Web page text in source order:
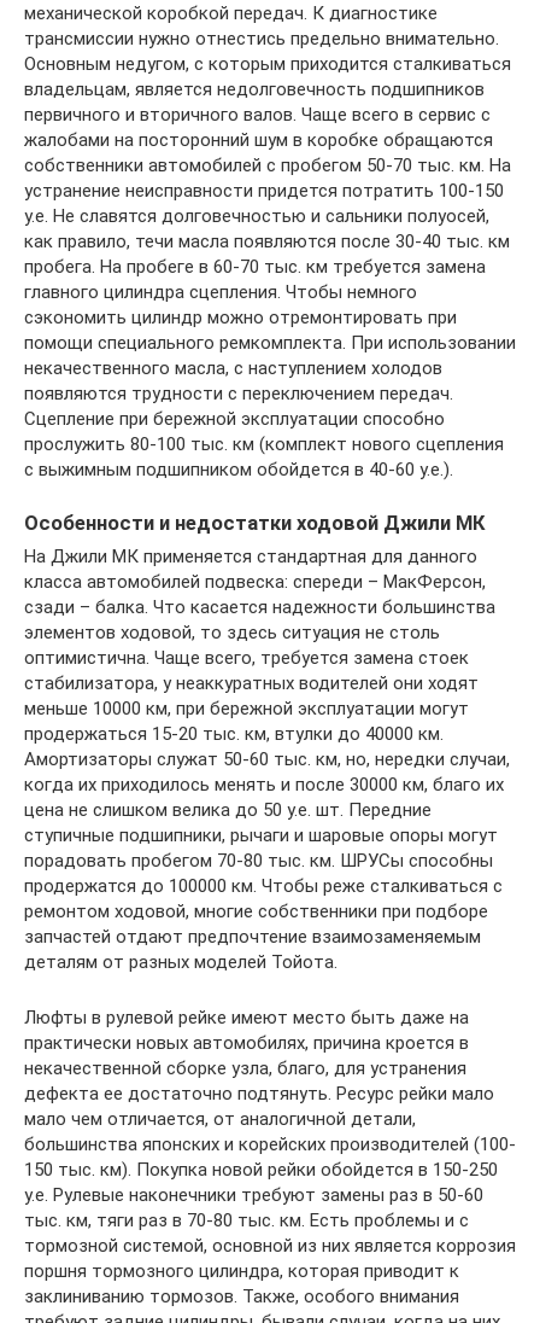
механической коробкой передач. К диагностике
трансмиссии нужно отнестись предельно внимательно.
Основным недугом, с которым приходится сталкиваться
владельцам, является недолговечность подшипников
первичного и вторичного валов. Чаще всего в сервис с
жалобами на посторонний шум в коробке обращаются
собственники автомобилей с пробегом 50-70 тыс. км. На
устранение неисправности придется потратить 100-150
у.е. Не славятся долговечностью и сальники полуосей,
как правило, течи масла появляются после 30-40 тыс. км
пробега. На пробеге в 60-70 тыс. км требуется замена
главного цилиндра сцепления. Чтобы немного
сэкономить цилиндр можно отремонтировать при
помощи специального ремкомплекта. При использовании
некачественного масла, с наступлением холодов
появляются трудности с переключением передач.
Сцепление при бережной эксплуатации способно
прослужить 80-100 тыс. км (комплект нового сцепления
с выжимным подшипником обойдется в 40-60 у.е.).
Особенности и недостатки ходовой Джили МК
На Джили МК применяется стандартная для данного
класса автомобилей подвеска: спереди – МакФерсон,
сзади – балка. Что касается надежности большинства
элементов ходовой, то здесь ситуация не столь
оптимистична. Чаще всего, требуется замена стоек
стабилизатора, у неаккуратных водителей они ходят
меньше 10000 км, при бережной эксплуатации могут
продержаться 15-20 тыс. км, втулки до 40000 км.
Амортизаторы служат 50-60 тыс. км, но, нередки случаи,
когда их приходилось менять и после 30000 км, благо их
цена не слишком велика до 50 у.е. шт. Передние
ступичные подшипники, рычаги и шаровые опоры могут
порадовать пробегом 70-80 тыс. км. ШРУСы способны
продержатся до 100000 км. Чтобы реже сталкиваться с
ремонтом ходовой, многие собственники при подборе
запчастей отдают предпочтение взаимозаменяемым
деталям от разных моделей Тойота.
Люфты в рулевой рейке имеют место быть даже на
практически новых автомобилях, причина кроется в
некачественной сборке узла, благо, для устранения
дефекта ее достаточно подтянуть. Ресурс рейки мало
мало чем отличается, от аналогичной детали,
большинства японских и корейских производителей (100-
150 тыс. км). Покупка новой рейки обойдется в 150-250
у.е. Рулевые наконечники требуют замены раз в 50-60
тыс. км, тяги раз в 70-80 тыс. км. Есть проблемы и с
тормозной системой, основной из них является коррозия
поршня тормозного цилиндра, которая приводит к
заклиниванию тормозов. Также, особого внимания